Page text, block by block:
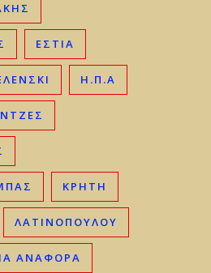
ΕΣΤΙΑ
Η.Π.Α
ΚΡΉΤΗ
ΛΑΤΙΝΟΠΟΥΛΟΥ
ΑΝΑΦΟΡΑ